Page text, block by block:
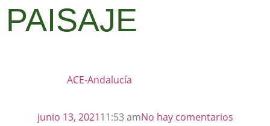
PAISAJE
ACE-Andalucía
junio 13, 202111:53 amNo hay comentarios